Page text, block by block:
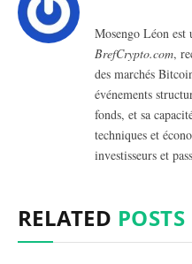
Mosengo Léon est
BrefCrypto.com,
des marchés
événements
fonds, et sa
techniques et
investisseurs et
RELATED POSTS